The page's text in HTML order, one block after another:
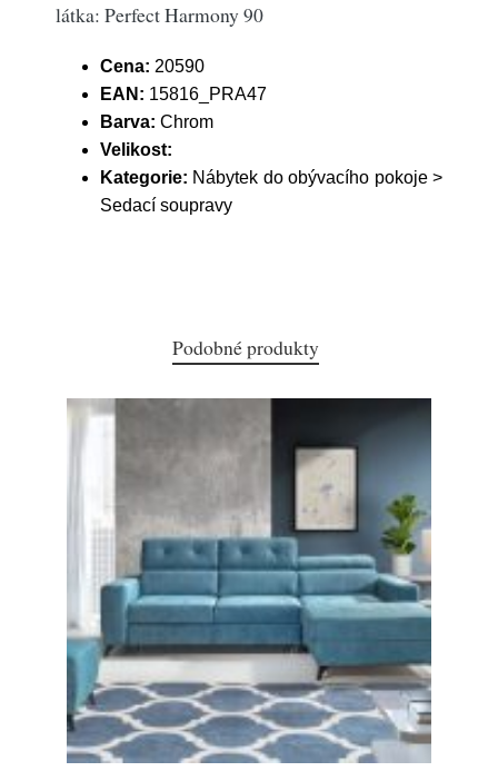
látka: Perfect Harmony 90
Cena: 20590
EAN: 15816_PRA47
Barva: Chrom
Velikost:
Kategorie: Nábytek do obývacího pokoje >
Sedací soupravy
Podobné produkty